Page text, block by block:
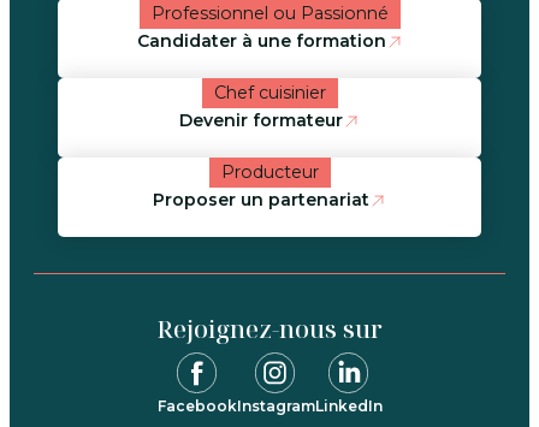
Professionnel ou Passionné
Candidater à une formation
Chef cuisinier
Devenir formateur
Producteur
Proposer un partenariat
Rejoignez-nous sur
FacebookInstagramLinkedIn